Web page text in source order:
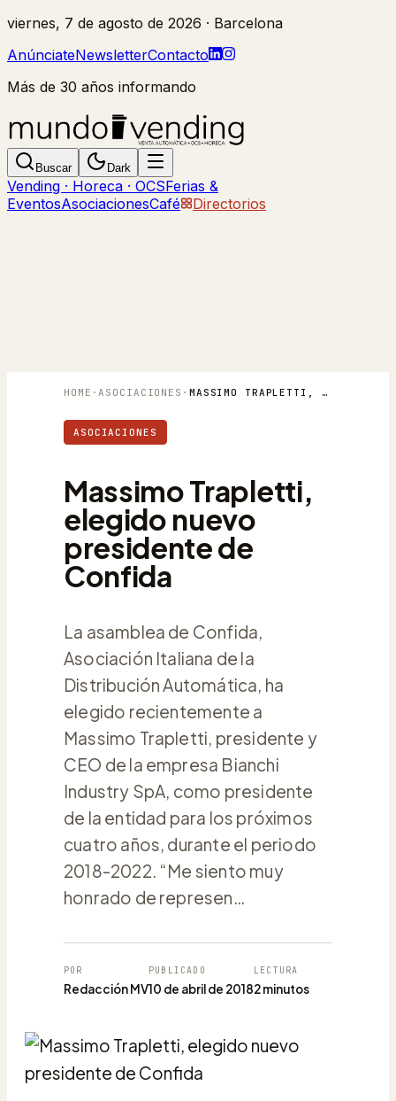
viernes, 7 de agosto de 2026 · Barcelona
AnúnciateNewsletterContacto
Más de 30 años informando
Buscar Dark
Vending · Horeca · OCSFerias &
EventosAsociacionesCafé Directorios
HOME ·ASOCIACIONES · MASSIMO TRAPLETTI, ELEGIDO NUEVO PRESIDENTE DE CONFIDA
ASOCIACIONES
Massimo Trapletti,
elegido nuevo
presidente de
Confida
La asamblea de Confida,
Asociación Italiana de la
Distribución Automática, ha
elegido recientemente a
Massimo Trapletti, presidente y
CEO de la empresa Bianchi
Industry SpA, como presidente
de la entidad para los próximos
cuatro años, durante el periodo
2018-2022. “Me siento muy
honrado de represen…
POR
Redacción MV
PUBLICADO
10 de abril de 2018
LECTURA
2 minutos